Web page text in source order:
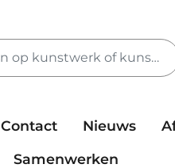
Contact Nieuws
Samenwerken